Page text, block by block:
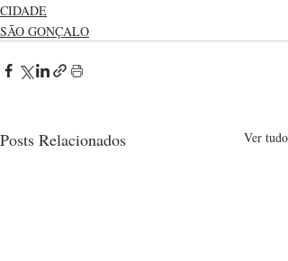
CIDADE
SÃO GONÇALO
Posts Relacionados Ver tudo